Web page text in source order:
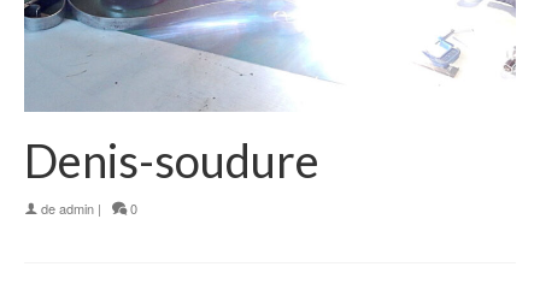
Denis-soudure
deadmin | 0